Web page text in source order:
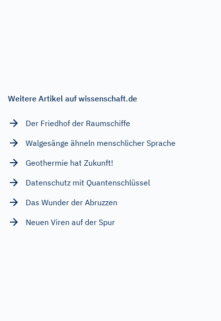
Weitere Artikel auf wissenschaft.de
Der Friedhof der Raumschiffe
Walgesänge ähneln menschlicher Sprache
Geothermie hat Zukunft!
Datenschutz mit Quantenschlüssel
Das Wunder der Abruzzen
Neuen Viren auf der Spur